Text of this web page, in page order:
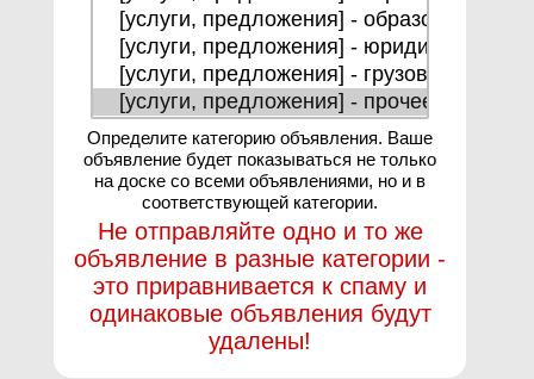
Определите категорию объявления. Ваше
объявление будет показываться не только
на доске со всеми объявлениями, но и в
соответствующей категории.
Не отправляйте одно и то же
объявление в разные категории -
это приравнивается к спаму и
одинаковые объявления будут
удалены!